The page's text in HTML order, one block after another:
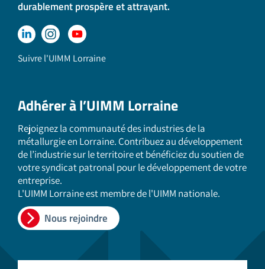
durablement prospère et attrayant.
Suivre l'UIMM Lorraine
Adhérer à l’UIMM Lorraine
Rejoignez la communauté des industries de la
métallurgie en Lorraine. Contribuez au développement
de l’industrie sur le territoire et bénéficiez du soutien de
votre syndicat patronal pour le développement de votre
entreprise.
L'UIMM Lorraine est membre de l'UIMM nationale.
Nous rejoindre